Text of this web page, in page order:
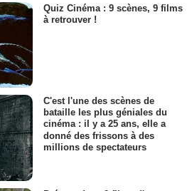
Quiz Cinéma : 9 scènes, 9 films
à retrouver !
C'est l'une des scènes de
bataille les plus géniales du
cinéma : il y a 25 ans, elle a
donné des frissons à des
millions de spectateurs